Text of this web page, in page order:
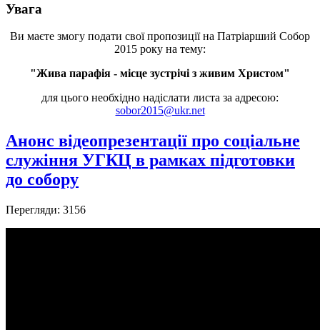
Увага
Ви маєте змогу подати свої пропозиції на Патріарший Собор
2015 року на тему:
"Жива парафія - місце зустрічі з живим Христом"
для цього необхідно надіслати листа за адресою:
sobor2015@ukr.net
Анонс відеопрезентації про соціальне
служіння УГКЦ в рамках підготовки
до собору
Перегляди: 3156